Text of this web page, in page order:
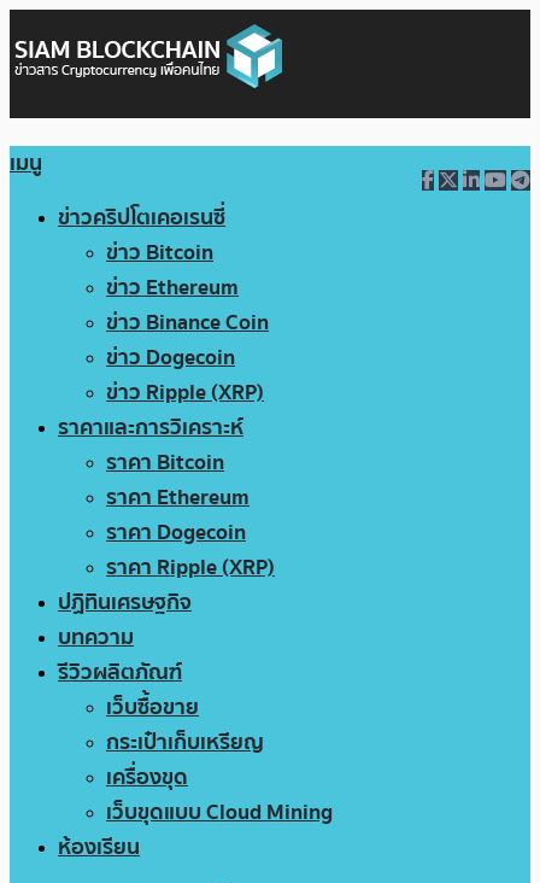
เมนู
ข่าวคริปโตเคอเรนซี่
ข่าว Bitcoin
ข่าว Ethereum
ข่าว Binance Coin
ข่าว Dogecoin
ข่าว Ripple (XRP)
ราคาและการวิเคราะห์
ราคา Bitcoin
ราคา Ethereum
ราคา Dogecoin
ราคา Ripple (XRP)
ปฏิทินเศรษฐกิจ
บทความ
รีวิวผลิตภัณฑ์
เว็บซื้อขาย
กระเป๋าเก็บเหรียญ
เครื่องขุด
เว็บขุดแบบ Cloud Mining
ห้องเรียน